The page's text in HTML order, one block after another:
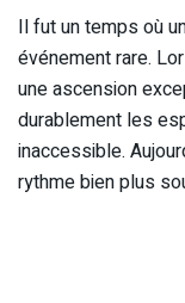
Il fut un temps où
événement rare.
une ascension
durablement les
inaccessible.
rythme bien plus